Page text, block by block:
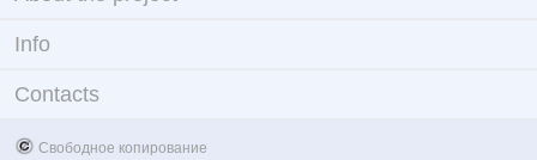
Info
Contacts
Свободное копирование